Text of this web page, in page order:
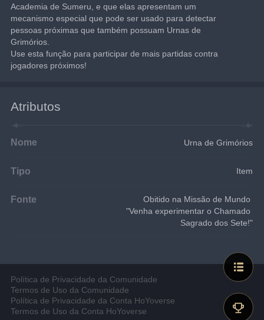
Academia de Sumeru, e que elas apresentam um
mecanismo especial que pode ser usado para detectar
pessoas próximas que também possuam Urnas de
Grimórios.
Use esta função para participar de mais partidas contra
jogadores próximos!
Atributos
Nome Urna de Grimórios
Tipo Item
Fonte
Obitido na Missão de Mundo
"Venha experimentar o Chamado
Sagrado dos Sete!"
Política de Privacidade da Comunidade
Termos de Uso da Comunidade
Política de Privacidade da Conta HoYoverse
Termos de Uso da Conta HoYoverse